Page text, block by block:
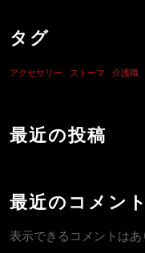
タグ
アクセサリー ストーマ 介護職
最近の投稿
最近のコメント
表示できるコメントはあ